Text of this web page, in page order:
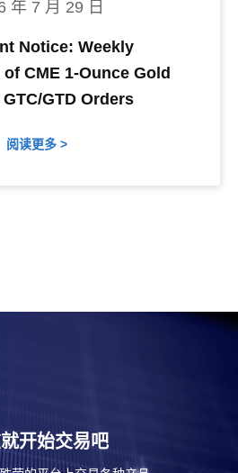
年 7 月 29 日
Notice: Weekly
CME 1-Ounce Gold
GTD Orders
阅读更多 >
开始交易吧